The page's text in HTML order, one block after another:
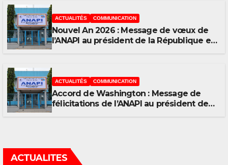
ACTUALITÉS COMMUNICATION
Nouvel An 2026 : Message de vœux de
l’ANAPI au président de la République et
ACTUALITÉS COMMUNICATION
Accord de Washington : Message de
félicitations de l’ANAPI au président de
ACTUALITES